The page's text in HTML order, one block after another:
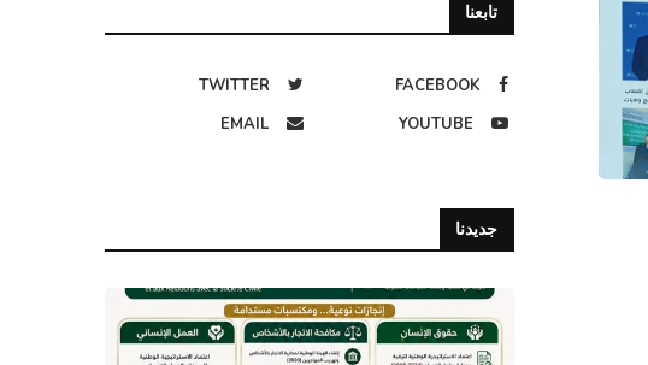
لقاء تشاوري لإبراز حقوق الأشخاص في
وضعية التنقل.
تابعنا
FACEBOOK
TWITTER
YOUTUBE
EMAIL
جديدنا